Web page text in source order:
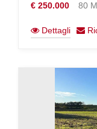
€ 250.000 80
Dettagli